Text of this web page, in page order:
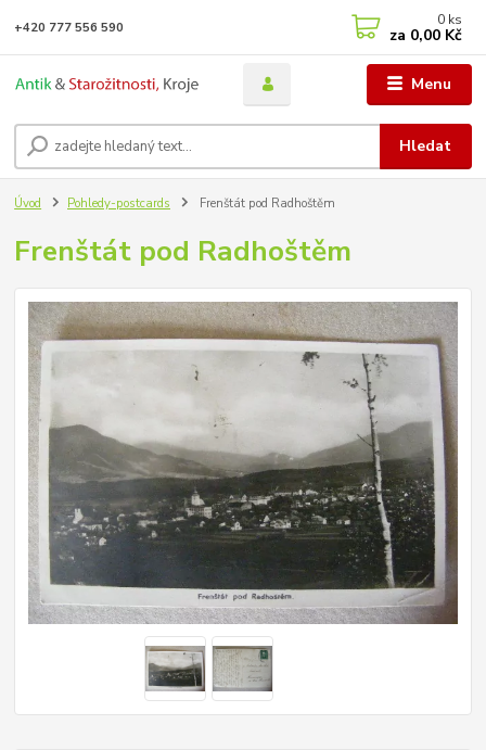
Menu
Hledat
+420 777 556 590 0 ks
za 0,00 Kč
Úvod Pohledy-postcards Frenštát pod Radhoštěm
Frenštát pod Radhoštěm